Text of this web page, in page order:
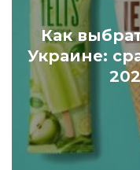
Как
Украине: